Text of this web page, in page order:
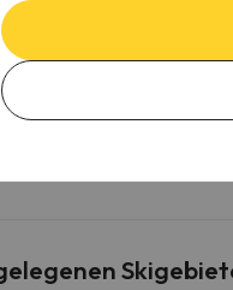
Um die Bedingungen